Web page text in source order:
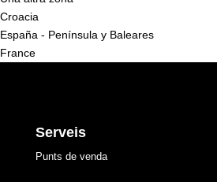
Croacia
España - Península y Baleares
France
Serveis
Punts de venda